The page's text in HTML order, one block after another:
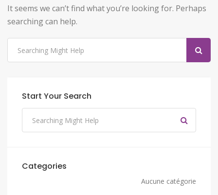
It seems we can’t find what you’re looking for. Perhaps
searching can help.
Start Your Search
Categories
Aucune catégorie